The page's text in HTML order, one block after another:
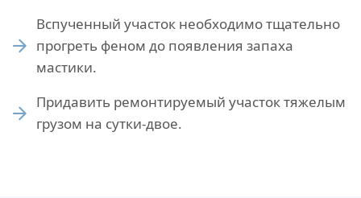
Вспученный участок необходимо тщательно
прогреть феном до появления запаха
мастики.
Придавить ремонтируемый участок тяжелым
грузом на сутки-двое.